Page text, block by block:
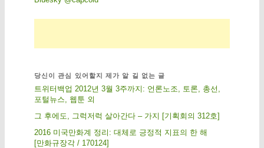
당신이 관심 있어할지 제가 알 길 없는 글
트위터백업 2012년 3월 3주까지: 언론노조, 토론, 총선,
포털뉴스, 웹툰 외
그 후에도, 그럭저럭 살아간다 – 가지 [기획회의 312호]
2016 미국만화계 정리: 대체로 긍정적 지표의 한 해
[만화규장각 / 170124]